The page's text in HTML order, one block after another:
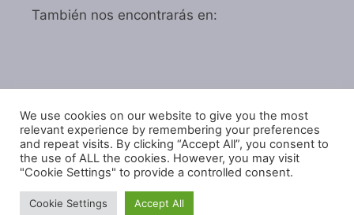
También nos encontrarás en:
Política de privacidad
Política de cookies
We use cookies on our website to give you the most
relevant experience by remembering your preferences
and repeat visits. By clicking “Accept All”, you consent to
the use of ALL the cookies. However, you may visit
"Cookie Settings" to provide a controlled consent.
Cookie Settings Accept All